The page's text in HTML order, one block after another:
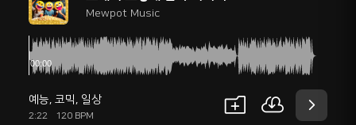
Mewpot Music
예능, 코믹, 일상
2:22 120 BPM